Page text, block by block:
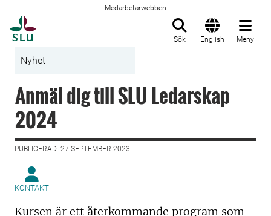
Medarbetarwebben
Sök English Meny
Nyhet
Anmäl dig till SLU Ledarskap
2024
PUBLICERAD: 27 SEPTEMBER 2023
KONTAKT
Kursen är ett återkommande program som